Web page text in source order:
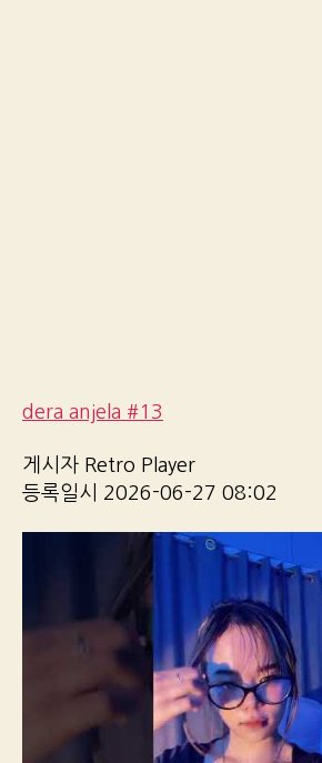
dera anjela #13
게시자 Retro Player
등록일시 2026-06-27 08:02